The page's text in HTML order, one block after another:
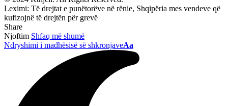
Leximi: Të drejtat e punëtorëve në rënie, Shqipëria mes vendeve që
kufizojnë të drejtën për grevë
Share
Njoftim Shfaq më shumë
Ndryshimi i madhësisë së shkronjaveAa